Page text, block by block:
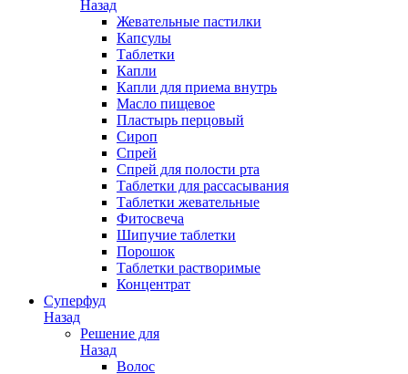
Назад
Жевательные пастилки
Капсулы
Таблетки
Капли
Капли для приема внутрь
Масло пищевое
Пластырь перцовый
Сироп
Спрей
Спрей для полости рта
Таблетки для рассасывания
Таблетки жевательные
Фитосвеча
Шипучие таблетки
Порошок
Таблетки растворимые
Концентрат
Суперфуд
Назад
Решение для
Назад
Волос